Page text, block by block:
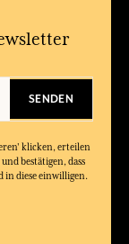
SENDEN
klicken, erteilen
bestätigen, dass
in diese einwilligen.